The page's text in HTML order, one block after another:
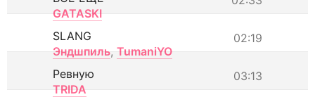
GATASKI
02:19
SLANG
Эндшпиль, TumaniYO
03:13
Ревную
TRIDA